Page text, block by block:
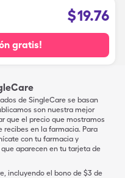
$19.76
gratis!
de SingleCare se basan
son nuestra mejor
que el precio que mostramos
recibes en la farmacia. Para
con tu farmacia y
aparecen en tu tarjeta de
incluyendo el bono de $3 de